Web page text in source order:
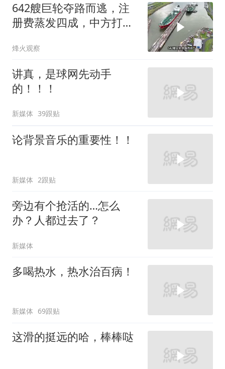
642艘巨轮夺路而逃，注
册费蒸发四成，中方打到
烽火观察
讲真，是球网先动手
的！！！
新媒体 39跟贴
论背景音乐的重要性！！
新媒体 2跟贴
旁边有个抢活的…怎么
办？人都过去了？
新媒体
多喝热水，热水治百病！
新媒体 69跟贴
这滑的挺远的哈，棒棒哒